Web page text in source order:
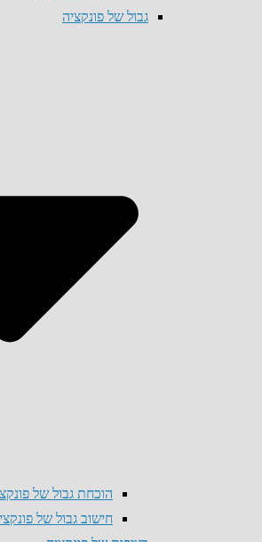
גבול של פונקציה
הוכחת גבול של
חישוב גבול של